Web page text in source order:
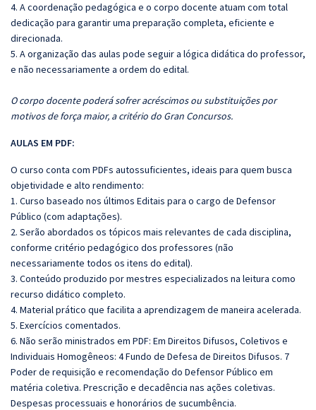
4. A coordenação pedagógica e o corpo docente atuam com total
dedicação para garantir uma preparação completa, eficiente e
direcionada.
5. A organização das aulas pode seguir a lógica didática do professor,
e não necessariamente a ordem do edital.
O corpo docente poderá sofrer acréscimos ou substituições por
motivos de força maior, a critério do Gran Concursos.
AULAS EM PDF:
O curso conta com PDFs autossuficientes, ideais para quem busca
objetividade e alto rendimento:
1. Curso baseado nos últimos Editais para o cargo de Defensor
Público (com adaptações).
2. Serão abordados os tópicos mais relevantes de cada disciplina,
conforme critério pedagógico dos professores (não
necessariamente todos os itens do edital).
3. Conteúdo produzido por mestres especializados na leitura como
recurso didático completo.
4. Material prático que facilita a aprendizagem de maneira acelerada.
5. Exercícios comentados.
6. Não serão ministrados em PDF: Em Direitos Difusos, Coletivos e
Individuais Homogêneos: 4 Fundo de Defesa de Direitos Difusos. 7
Poder de requisição e recomendação do Defensor Público em
matéria coletiva. Prescrição e decadência nas ações coletivas.
Despesas processuais e honorários de sucumbência.